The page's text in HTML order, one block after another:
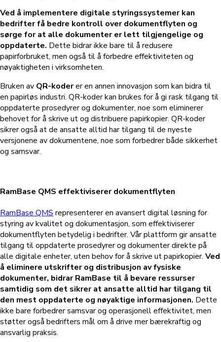
Ved å implementere digitale styringssystemer kan
bedrifter få bedre kontroll over dokumentflyten og
sørge for at alle dokumenter er lett tilgjengelige og
oppdaterte. Dette bidrar ikke bare til å redusere
papirforbruket, men også til å forbedre effektiviteten og
nøyaktigheten i virksomheten.
Bruken av QR-koderer en annen innovasjon som kan bidra til
en papirløs industri. QR-koder kan brukes for å gi rask tilgang til
oppdaterte prosedyrer og dokumenter, noe som eliminerer
behovet for å skrive ut og distribuere papirkopier. QR-koder
sikrer også at de ansatte alltid har tilgang til de nyeste
versjonene av dokumentene, noe som forbedrer både sikkerhet
og samsvar.
RamBase QMS effektiviserer dokumentflyten
RamBase QMS representerer en avansert digital løsning for
styring av kvalitet og dokumentasjon, som effektiviserer
dokumentflyten betydelig i bedrifter. Vår plattform gir ansatte
tilgang til oppdaterte prosedyrer og dokumenter direkte på
alle digitale enheter, uten behov for å skrive ut papirkopier. Ved
å eliminere utskrifter og distribusjon av fysiske
dokumenter, bidrar RamBase til å bevare ressurser
samtidig som det sikrer at ansatte alltid har tilgang til
den mest oppdaterte og nøyaktige informasjonen. Dette
ikke bare forbedrer samsvar og operasjonell effektivitet, men
støtter også bedrifters mål om å drive mer bærekraftig og
ansvarlig praksis.